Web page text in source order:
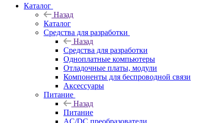
Каталог
Назад
Каталог
Средства для разработки
Назад
Средства для разработки
Одноплатные компьютеры
Отладочные платы, модули
Компоненты для беспроводной связи
Аксессуары
Питание
Назад
Питание
AC/DC преобразователи